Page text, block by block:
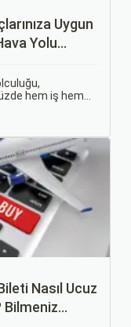
Uygun
Yolu
hem iş hem
hava yolu
hizmetler
politikaları
farklılık gösterir.
Nasıl Ucuz
Bilmeniz